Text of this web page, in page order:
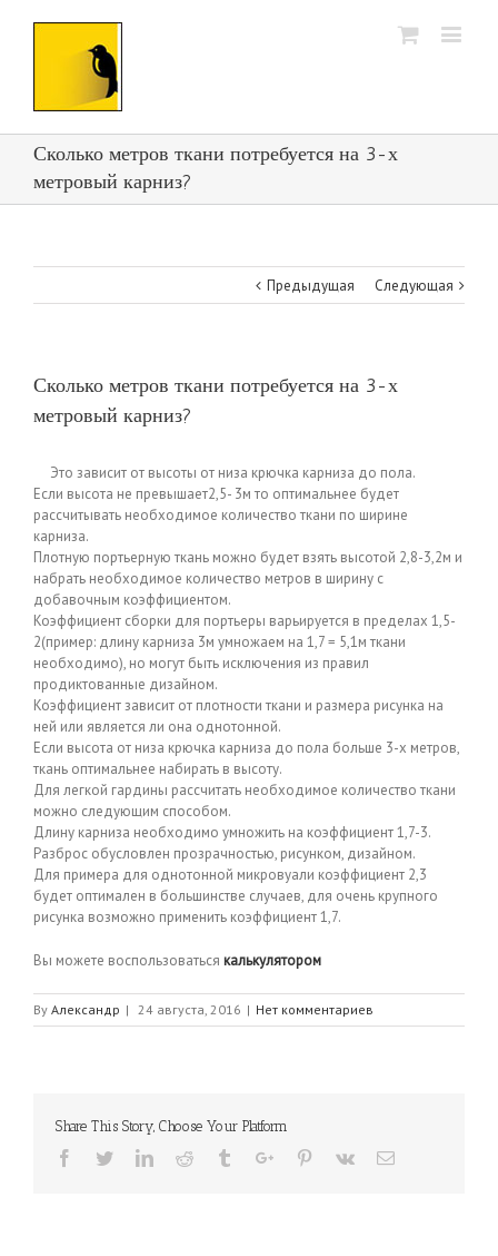
Сколько метров ткани потребуется на 3-х
метровый карниз?
Предыдущая Следующая
Сколько метров ткани потребуется на 3-х
метровый карниз?
Это зависит от высоты от низа крючка карниза до пола.
Если высота не превышает2,5- 3м то оптимальнее будет
рассчитывать необходимое количество ткани по ширине
карниза.
Плотную портьерную ткань можно будет взять высотой 2,8-3,2м и
набрать необходимое количество метров в ширину с
добавочным коэффициентом.
Коэффициент сборки для портьеры варьируется в пределах 1,5-
2(пример: длину карниза 3м умножаем на 1,7 = 5,1м ткани
необходимо), но могут быть исключения из правил
продиктованные дизайном.
Коэффициент зависит от плотности ткани и размера рисунка на
ней или является ли она однотонной.
Если высота от низа крючка карниза до пола больше 3-х метров,
ткань оптимальнее набирать в высоту.
Для легкой гардины рассчитать необходимое количество ткани
можно следующим способом.
Длину карниза необходимо умножить на коэффициент 1,7-3.
Разброс обусловлен прозрачностью, рисунком, дизайном.
Для примера для однотонной микровуали коэффициент 2,3
будет оптимален в большинстве случаев, для очень крупного
рисунка возможно применить коэффициент 1,7.
Вы можете воспользоваться калькулятором
By Александр | 24 августа, 2016 | Нет комментариев
Share This Story, Choose Your Platform
Facebook
TwitterLinkedinReddit TumblrGoogle+Pinterest
Vk Email